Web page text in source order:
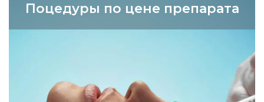
Поцедуры по цене препарата